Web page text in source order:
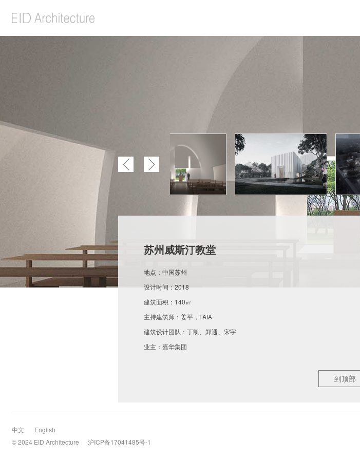
苏州威斯汀教堂
地点：中国苏州
设计时间：2018
建筑面积：140㎡
主持建筑师：姜平，FAIA
建筑设计团队：丁凯、郑通、宋宇
业主：嘉华集团
合景泰富苏州威斯汀礼拜堂位于苏州威斯汀酒店的景观庭院，其主要功能是为
到顶部
中文
English
© 2024 EID Architecture
沪ICP备17041485号-1